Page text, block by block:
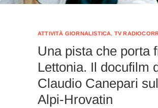
ATTIVITÀ GIORNALISTICA, TV
Una pista che porta
Lettonia. Il docufilm
Claudio Canepari
Alpi-Hrovatin